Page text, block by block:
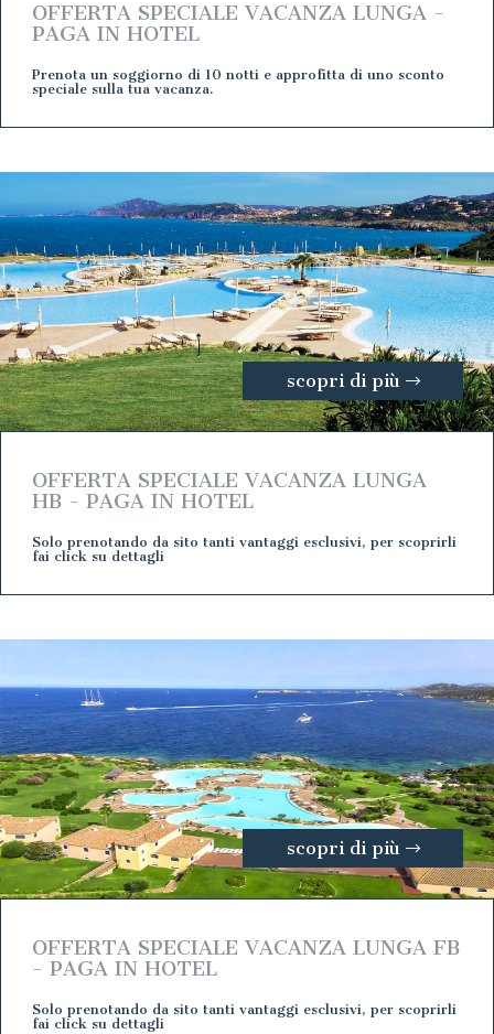
OFFERTA SPECIALE VACANZA LUNGA -
PAGA IN HOTEL
Prenota un soggiorno di 10 notti e approfitta di uno sconto
speciale sulla tua vacanza.
scopri di più
OFFERTA SPECIALE VACANZA LUNGA
HB - PAGA IN HOTEL
Solo prenotando da sito tanti vantaggi esclusivi, per scoprirli
fai click su dettagli
scopri di più
OFFERTA SPECIALE VACANZA LUNGA FB
- PAGA IN HOTEL
Solo prenotando da sito tanti vantaggi esclusivi, per scoprirli
fai click su dettagli